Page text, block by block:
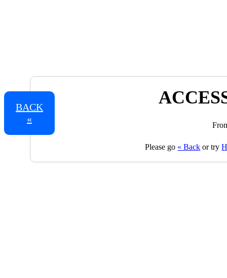
BACK
«
Please go « Back or try